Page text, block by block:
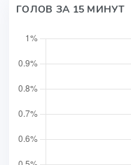
ГОЛОВ ЗА 15 МИНУТ